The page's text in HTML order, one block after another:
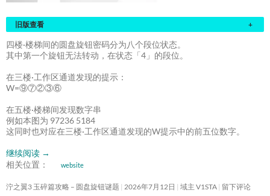
旧版查看 +
四楼·楼梯间的圆盘旋钮密码分为八个段位状态。
其中第一个旋钮无法转动，在状态「4」的段位。
在三楼·工作区通道发现的提示：
W=⑨⑦②③⑥
在五楼·楼梯间发现数字串
例如本图为 97236 5184
这同时也对应在三楼·工作区通道发现的W提示中的前五位数字。
继续阅读 →
相关位置：
website
泞之翼3 玉碎篇攻略 – 圆盘旋钮谜题 2026年7月12日 域主 V1STA 留下评论